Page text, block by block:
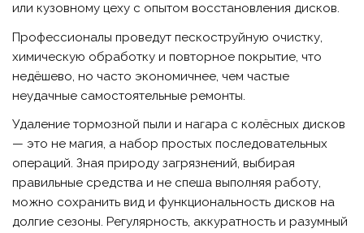
или кузовному цеху с опытом восстановления дисков.
Профессионалы проведут пескоструйную очистку,
химическую обработку и повторное покрытие, что
недёшево, но часто экономичнее, чем частые
неудачные самостоятельные ремонты.
Удаление тормозной пыли и нагара с колёсных дисков
— это не магия, а набор простых последовательных
операций. Зная природу загрязнений, выбирая
правильные средства и не спеша выполняя работу,
можно сохранить вид и функциональность дисков на
долгие сезоны. Регулярность, аккуратность и разумный